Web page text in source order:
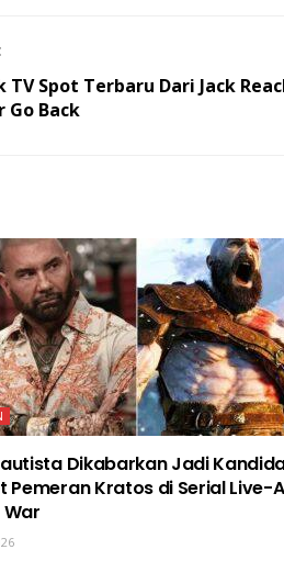
TV Spot Terbaru Dari Jack
Go Back
Dikabarkan Jadi
Pemeran Kratos di Serial Live-